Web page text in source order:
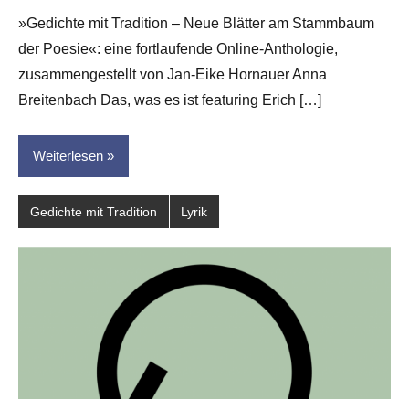
Hornauer
für
dasgedichtblog
»Gedichte mit Tradition – Neue Blätter am Stammbaum
der Poesie«: eine fortlaufende Online-Anthologie,
zusammengestellt von Jan-Eike Hornauer Anna
Breitenbach Das, was es ist featuring Erich […]
Weiterlesen
Gedichte mit Tradition Lyrik